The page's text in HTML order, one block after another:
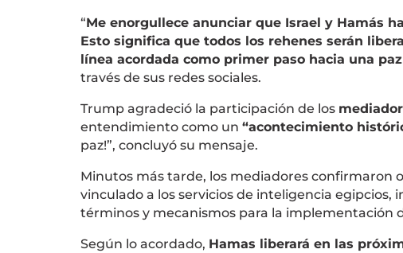
“Me enorgullece anunciar que Israel y Hamás
Esto significa que todos los rehenes serán
línea acordada como primer paso hacia una
través de sus redes sociales.
Trump agradeció la participación de los
entendimiento como un “acontecimiento
paz!”, concluyó su mensaje.
Minutos más tarde, los mediadores confirmaron
vinculado a los servicios de inteligencia egipcios,
términos y mecanismos para la implementación
Según lo acordado, Hamas liberará en las